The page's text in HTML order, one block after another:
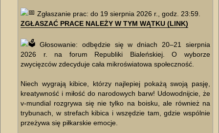
Zgłaszanie prac: do 19 sierpnia 2026 r., godz. 23:59.
ZGŁASZAĆ PRACE NALEŻY W TYM WĄTKU (LINK)
Głosowanie: odbędzie się w dniach 20–21 sierpnia
2026 r. na forum Republiki Bialeńskiej. O wyborze
zwycięzców zdecyduje cała mikroświatowa społeczność.
Niech wygrają kibice, którzy najlepiej pokażą swoją pasję,
kreatywność i miłość do narodowych barw! Udowodnijcie, że
v-mundial rozgrywa się nie tylko na boisku, ale również na
trybunach, w strefach kibica i wszędzie tam, gdzie wspólnie
przeżywa się piłkarskie emocje.